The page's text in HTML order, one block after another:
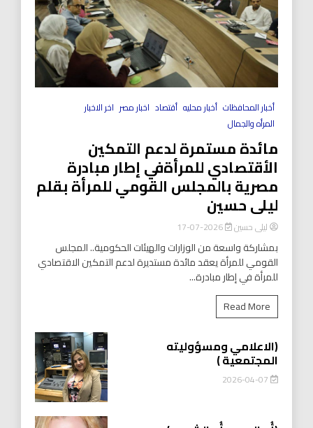
أخبار المحافظات أخبار محليه أقتصاد اخبار مصر اخر الاخبار
المرأه والجمال
مائدة مستمرة لدعم التمكين
الأقتصادي للمرأةفي إطار مبادرة
مصرية بالمجلس القومي للمرأة بقلم
ليلى حسين
ليلى حسين 2026-07-17
بمشاركة واسعة من الوزارات والهيئات الحكومية.. المجلس
القومي للمرأة يعقد مائدة مستديرة لدعم التمكين الاقتصادي
للمرأة في إطار مبادرة...
Read More
(الاعلامي ومسؤوليته
المجتمعية )
2026-04-07